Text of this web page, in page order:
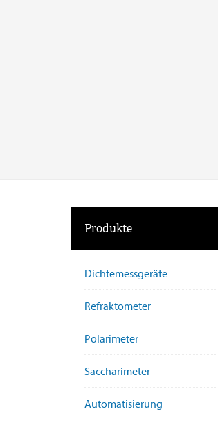
Produkte
Dichtemessgeräte
Refraktometer
Polarimeter
Saccharimeter
Automatisierung